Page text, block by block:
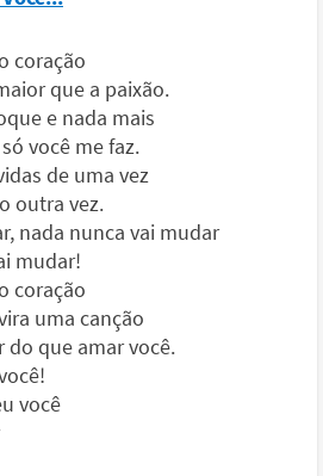
coração
que a paixão.
e nada mais
você me faz.
de uma vez
outra vez.
nada nunca vai mudar
mudar!
coração
uma canção
do que amar você.
você